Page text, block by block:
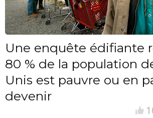
Une enquête édifiante
80 % de la population
Unis est pauvre ou en
devenir